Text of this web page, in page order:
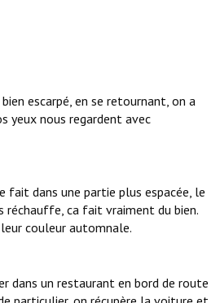
escarpé, en se retournant, on a
yeux nous regardent avec
fait dans une partie plus espacée, le
réchauffe, ca fait vraiment du bien.
couleur automnale.
dans un restaurant en bord de route